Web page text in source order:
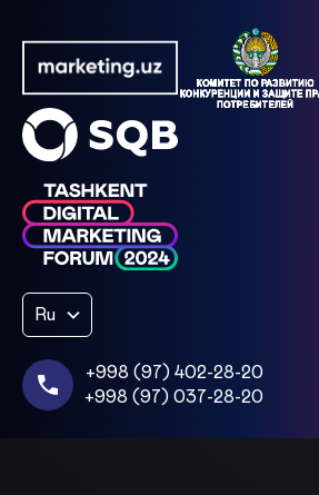
Ru
+998 (97) 402-28-20
+998 (97) 037-28-20